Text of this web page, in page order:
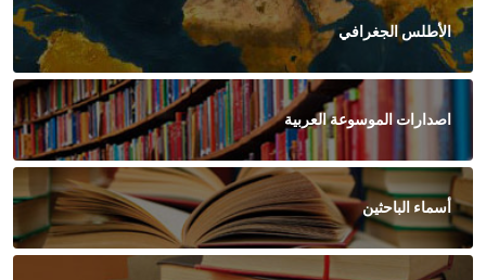
الأطلس الجغرافي
اصدارات الموسوعة العربية
أسماء الباحثين